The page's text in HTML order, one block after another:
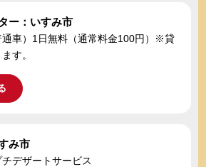
ー：いすみ市
通車）1日無料（通常料金100円）※貸
す。
み市
デザートサービス